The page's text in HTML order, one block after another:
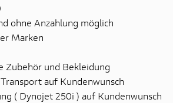
ohne Anzahlung möglich
Marken
Zubehör und Bekleidung
auf Kundenwunsch
( Dynojet 250i ) auf Kundenwunsch